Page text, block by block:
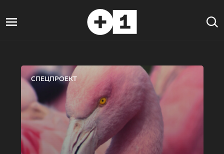
СПЕЦПРОЕКТ